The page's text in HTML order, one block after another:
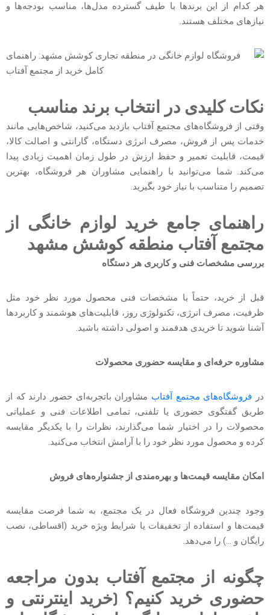
هر کدام از این برندها با طیف گسترده مدل‌ها، مناسب بودجه‌ها و
نیازهای مختلف هستند.
نکات کلیدی در انتخاب برند مناسب
وقتی از فروشگاه‌های مجتمع آفتاب بازدید می‌کنید، شاخص‌هایی مانند
خدمات پس از فروش، مصرف انرژی دستگاه، گارانتی و اصالت کالا،
قیمت، قابلیت تعمیر و حفظ ارزش در طول زمان اهمیت زیادی پیدا
می‌کند. شما می‌توانید با راهنمایی مشاوران هر فروشگاه، بهترین
تصمیم را متناسب با نیاز خود بگیرید.
راهنمای جامع خرید لوازم خانگی از
مجتمع آفتاب منطقه کوشش مشهد
بررسی مشخصات فنی و کاربری هر دستگاه
قبل از خرید، حتماً با مشخصات فنی محصول مورد نظر خود مثل
ظرفیت، مصرف انرژی، تکنولوژی روز، قابلیت‌های هوشمند و کاربردها
آشنا شوید تا خریدی هدفمند و اصولی داشته باشید.
مشاوره حرفه‌ای و مقایسه حضوری محصولات
در فروشگاه‌های مجتمع آفتاب مشاوران باتجربه‌ای حضور دارند که از
طریق گفتگوی حضوری یا تلفنی، تمامی اطلاعات فنی و عملیاتی
محصولات را در اختیار شما می‌گذارند، نظرات را با یکدیگر مقایسه
کرده و محصول مورد نظر خود را با آرامش انتخاب می‌کنید.
امکان مقایسه قیمت‌ها و بهره‌مندی از جشنواره‌های فروش
وجود چندین فروشگاه فعال در یک مجتمع، به شما فرصت مقایسه
قیمت‌ها و استفاده از تخفیفات یا شرایط ویژه خرید (اقساطی، نصب
رایگان و …) را می‌دهد.
چگونه از مجتمع آفتاب بدون مراجعه
حضوری خرید کنیم؟ (خرید اینترنتی و